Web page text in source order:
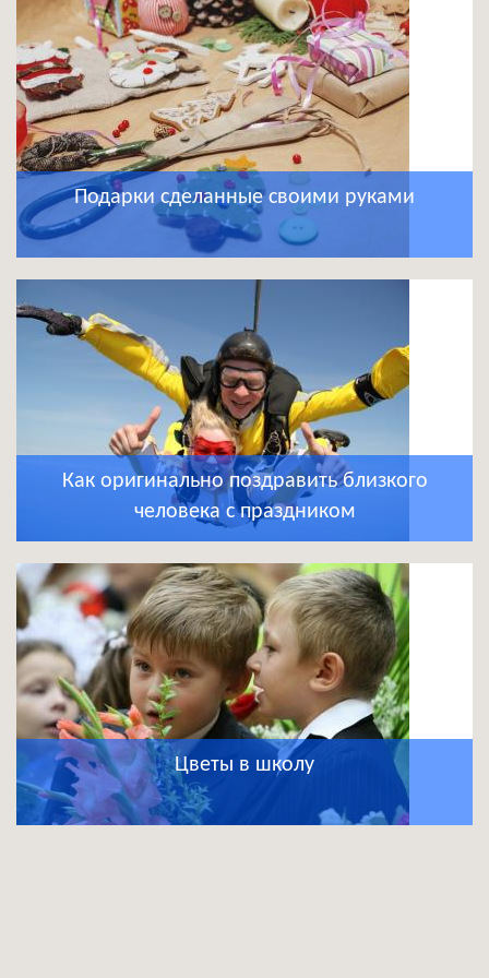
Подарки сделанные своими руками
Как оригинально поздравить близкого
человека с праздником
Цветы в школу